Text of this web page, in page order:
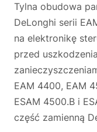
Tylna obudowa
DeLonghi serii
na elektronikę
przed
EAM 4400, EAM
ESAM 4500.B i
część zamienną